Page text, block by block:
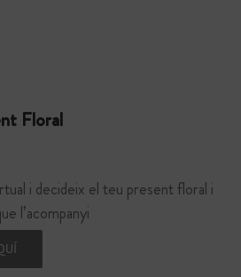
Floral
i decideix el teu present floral i
l’acompanyi